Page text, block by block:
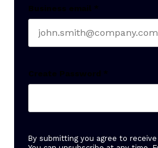
Business email *
Create Password *
By submitting you agree to